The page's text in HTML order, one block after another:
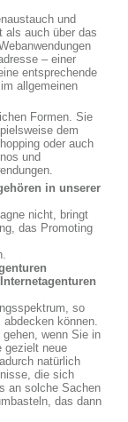
und
als auch über das
– einer
entsprechende
allgemeinen
Formen. Sie
dem
oder auch
und
in unserer
nicht, bringt
das Promoting
so
können.
wenn Sie in
gezielt neue
natürlich
die sich
an solche Sachen
das dann